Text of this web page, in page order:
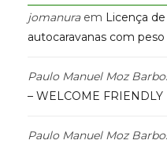
jomanuraem Licença
autocaravanas com
Paulo Manuel Moz
– WELCOME FRIENDLY
Paulo Manuel Moz